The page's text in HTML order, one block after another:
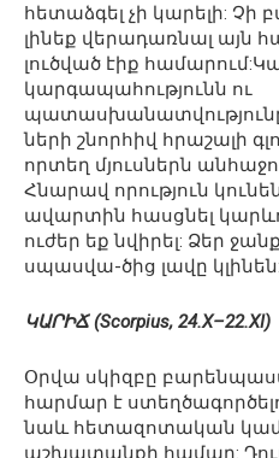
հետաձգել չի կարելի: Չի
լինեք վերադառնալ այն
լուծված էիք
կարգապահությունն ու
ների շնորհիվ հրաշալի
որտեղ մյուսներն
Հնարավ որություն
ավարտին հասցնել
ուժեր եք նվիրել: Ձեր
սպասվա-ծից լավը կլինեն:
ԿԱՐԻՃ (Scorpius, 24.X–22.XI)
Օրվա սկիզբը
հարմար է
նաև հետազոտական կամ
աշխատանքի համար: